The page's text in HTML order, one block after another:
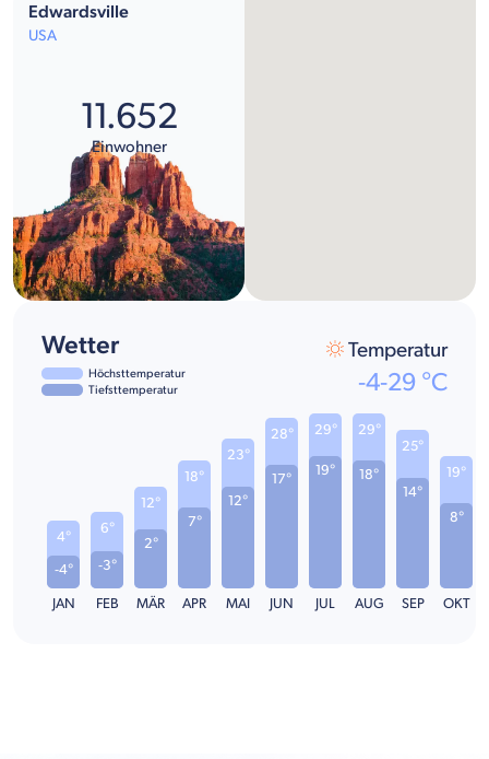
Edwardsville
USA
11.652
Einwohner
Wetter
Höchsttemperatur
Tiefsttemperatur
Temperatur
-4-29 °C
-4°
4°
JAN
-3°
6°
FEB
2°
12°
MÄR
7°
18°
APR
12°
23°
MAI
17°
28°
JUN
19°
29°
JUL
18°
29°
AUG
14°
25°
SEP
8°
19°
OKT